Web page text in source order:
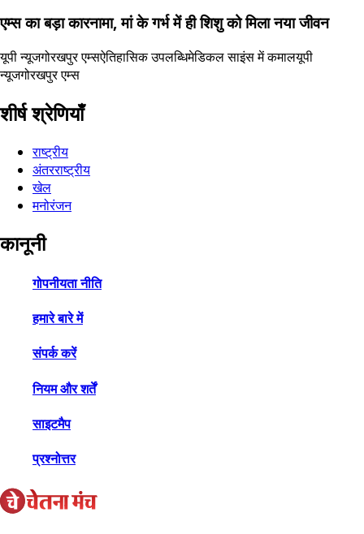
एम्स का बड़ा कारनामा, मां के गर्भ में ही शिशु को मिला नया जीवन
यूपी न्यूजगोरखपुर एम्सऐतिहासिक उपलब्धिमेडिकल साइंस में कमालयूपी
न्यूजगोरखपुर एम्स
शीर्ष श्रेणियाँ
राष्ट्रीय
अंतरराष्ट्रीय
खेल
मनोरंजन
कानूनी
गोपनीयता नीति
हमारे बारे में
संपर्क करें
नियम और शर्तें
साइटमैप
प्रश्नोत्तर